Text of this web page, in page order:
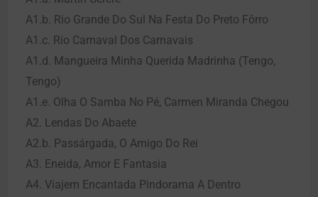
A1.b. Rio Grande Do Sul Na Festa Do Preto Fôrro
A1.c. Rio Carnaval Dos Carnavais
A1.d. Mangueira Minha Querida Madrinha (Tengo,
Tengo)
A1.e. Olha O Samba No Pé, Carmen Miranda Chegou
A2. Lendas Do Abaete
A2.b. Passárgada, O Amigo Do Rei
A3. Eneida, Amor E Fantasia
A4. Viajem Encantada Pindorama A Dentro